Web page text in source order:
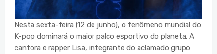
Nesta sexta-feira (12 de junho), o fenômeno mundial do
K-pop dominará o maior palco esportivo do planeta. A
cantora e rapper Lisa, integrante do aclamado grupo